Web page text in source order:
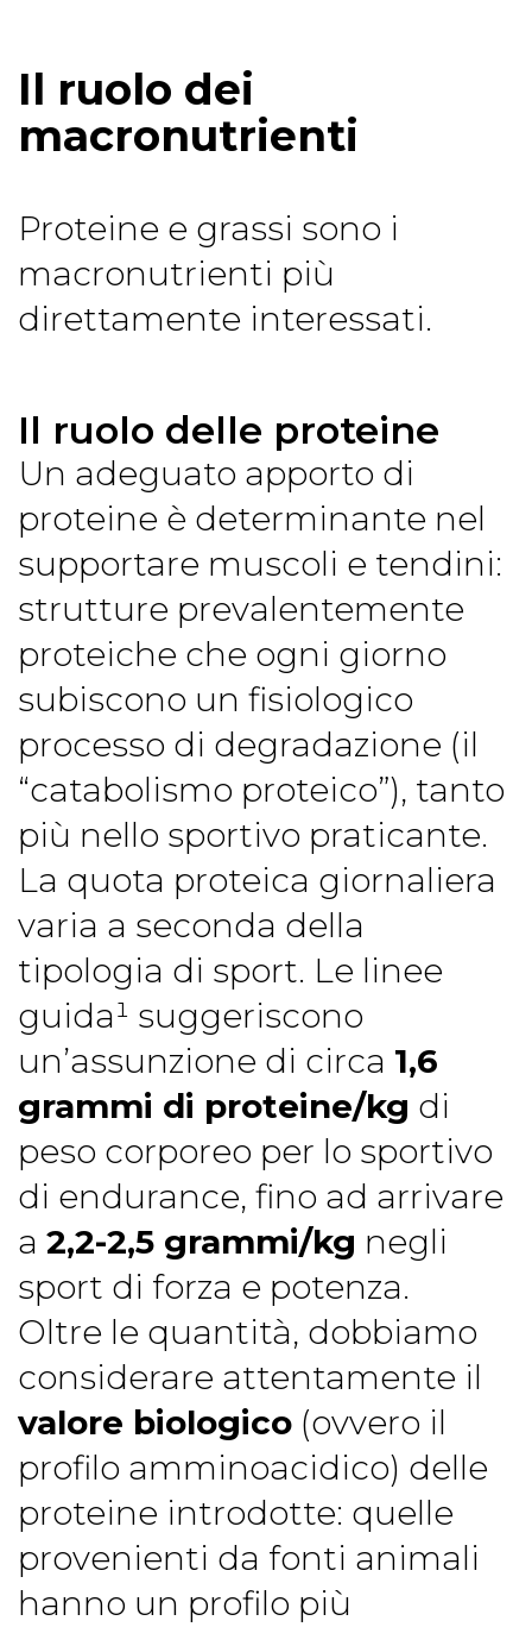
Il ruolo dei
macronutrienti
Proteine e grassi sono i
macronutrienti più
direttamente interessati.
Il ruolo delle proteine
Un adeguato apporto di
proteine è determinante nel
supportare muscoli e tendini:
strutture prevalentemente
proteiche che ogni giorno
subiscono un fisiologico
processo di degradazione (il
“catabolismo proteico”), tanto
più nello sportivo praticante.
La quota proteica giornaliera
varia a seconda della
tipologia di sport. Le linee
guida¹ suggeriscono
un’assunzione di circa 1,6
grammi di proteine/kg di
peso corporeo per lo sportivo
di endurance, fino ad arrivare
a 2,2-2,5 grammi/kg negli
sport di forza e potenza.
Oltre le quantità, dobbiamo
considerare attentamente il
valore biologico (ovvero il
profilo amminoacidico) delle
proteine introdotte: quelle
provenienti da fonti animali
hanno un profilo più